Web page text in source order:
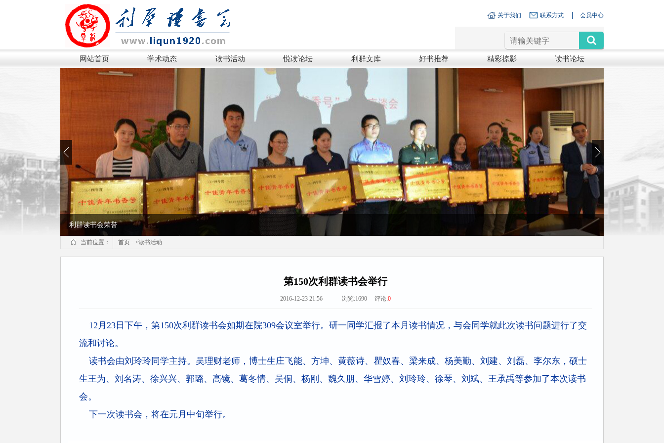
会员中心
联系方式
关于我们
网站首页 学术动态 读书活动 悦读论坛 利群文库 好书推荐 精彩掠影 读书论坛
利群读书会荣誉
当前位置： 首页 - >读书活动
第150次利群读书会举行
2016-12-23 21:56 浏览:1690 评论:0
12月23日下午，第150次利群读书会如期在院309会议室举行。研一同学汇报了本月读书情况，与会同学就此次读书问题进行了交
流和讨论。
读书会由刘玲玲同学主持。吴理财老师，博士生庄飞能、方坤、黄薇诗、瞿奴春、梁来成、杨美勤、刘建、刘磊、李尔东，硕士
生王为、刘名涛、徐兴兴、郭璐、高镜、葛冬情、吴侗、杨刚、魏久朋、华雪婷、刘玲玲、徐琴、刘斌、王承禹等参加了本次读书
会。
下一次读书会，将在元月中旬举行。